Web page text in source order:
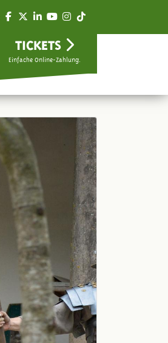
TICKETS
Einfache Online-Zahlung.